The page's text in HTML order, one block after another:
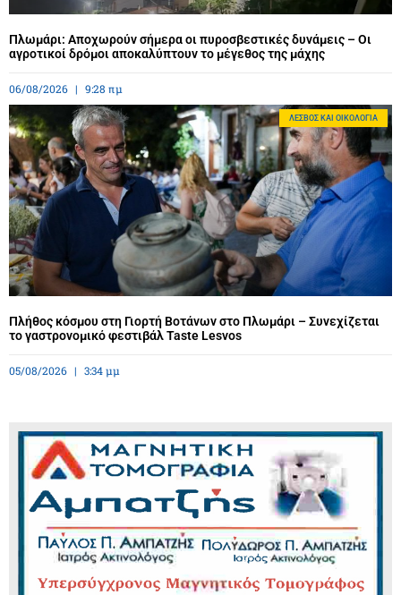
Πλωμάρι: Αποχωρούν σήμερα οι πυροσβεστικές δυνάμεις – Οι
αγροτικοί δρόμοι αποκαλύπτουν το μέγεθος της μάχης
06/08/2026 9:28 πμ
ΛΈΣΒΟΣ ΚΑΙ ΟΙΚΟΛΟΓΊΑ
Πλήθος κόσμου στη Γιορτή Βοτάνων στο Πλωμάρι – Συνεχίζεται
το γαστρονομικό φεστιβάλ Taste Lesvos
05/08/2026 3:34 μμ